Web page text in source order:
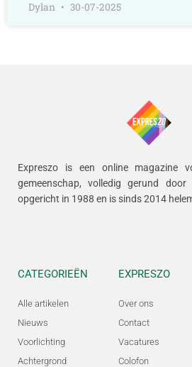
Dylan 30-07-2025
Expreszo is een online magazine
gemeenschap, volledig gerund door
opgericht in 1988 en is sinds 2014
CATEGORIEËN
Alle artikelen
Nieuws
Voorlichting
Achtergrond
EXPRESZO
Over ons
Contact
Vacatures
Colofon